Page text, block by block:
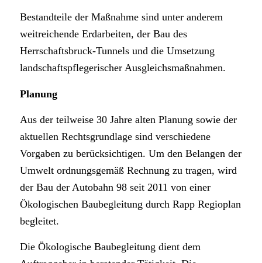
Bestandteile der Maßnahme sind unter anderem
weitreichende Erdarbeiten, der Bau des
Herrschaftsbruck-Tunnels und die Umsetzung
landschaftspflegerischer Ausgleichsmaßnahmen.
Planung
Aus der teilweise 30 Jahre alten Planung sowie der
aktuellen Rechtsgrundlage sind verschiedene
Vorgaben zu berücksichtigen. Um den Belangen der
Umwelt ordnungsgemäß Rechnung zu tragen, wird
der Bau der Autobahn 98 seit 2011 von einer
Ökologischen Baubegleitung durch Rapp Regioplan
begleitet.
Die Ökologische Baubegleitung dient dem